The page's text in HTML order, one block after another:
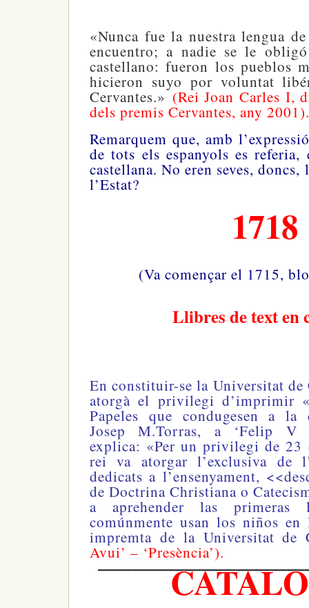
«Nunca fue la nuestra lengua
encuentro; a nadie se le
castellano: fueron los pueblos
hicieron suyo por voluntat
Cervantes.»(Rei Joan Carles I,
dels premis Cervantes, any
Remarquem que, amb
de tots els espanyols es
castellana. No eren seves,
l’Estat?
1718
(Va començar el 1715,
Llibres de text en
En constituir-se la Universitat
atorgà el privilegi d’imprimir
Papeles que condugesen a la
Josep M.Torras, a ‘Felip V
explica: «Per un privilegi de 23
rei va atorgar l’exclusiva de
dedicats a l’ensenyament,
de Doctrina Christiana o
a aprehender las
comúnmente usan los niños en
impremta de la Universitat de
Avui’ – ‘Presència’).